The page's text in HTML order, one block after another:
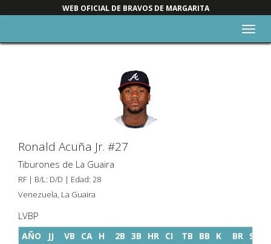
WEB OFICIAL DE BRAVOS DE MARGARITA
Ronald Acuña Jr. #27
Tiburones de La Guaira
RF | B/L: D/D | Edad: 28
Venezuela, La Guaira
LVBP
AÑO JJ VB CA H 2B 3B HR CI TB BB K BR SAC